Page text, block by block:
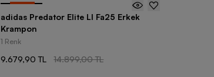
adidas Predator Elite Ll Fa25 Erkek
Krampon
1 Renk
9.679,90 TL 14.899,00 TL